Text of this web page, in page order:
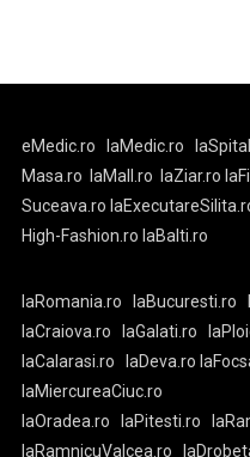
eMedic.ro laMedic.ro
Masa.ro
laMall.ro laZiar.ro
Suceava.ro
High-Fashion.ro laBalti.ro
laRomania.ro laBucuresti.ro
laCraiova.ro
laGalati.ro
laCalarasi.ro
laDeva.ro
laMiercureaCiuc.ro
laOradea.ro
laPitesti.ro
laRamnicuValcea.ro